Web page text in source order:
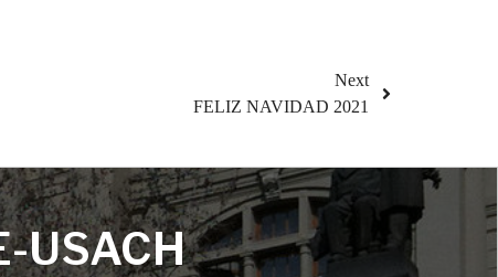
Next
FELIZ NAVIDAD 2021
USACH